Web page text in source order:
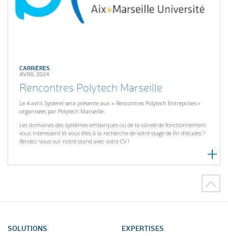
CARRIÈRES
AVRIL 2024
Rencontres Polytech Marseille
Le 4 avril, Systerel sera présente aux « Rencontres Polytech Entreprises »
organisées par Polytech Marseille.
Les domaines des systèmes embarqués ou de la sûreté de fonctionnement
vous intéressent et vous êtes à la recherche de votre stage de fin d’études ?
Rendez-vous sur notre stand avec votre CV !
SOLUTIONS EXPERTISES